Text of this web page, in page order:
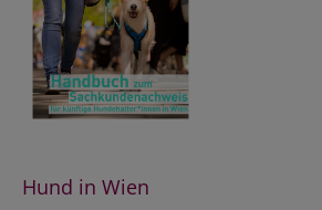
Hund in Wien